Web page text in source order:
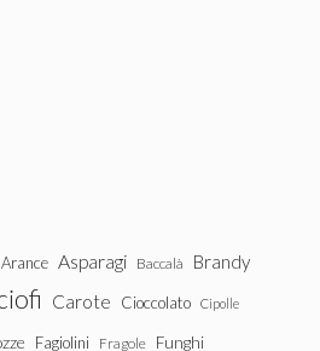
Arance Asparagi Baccalà Brandy
Carote Cioccolato Cipolle
Fagiolini Fragole Funghi